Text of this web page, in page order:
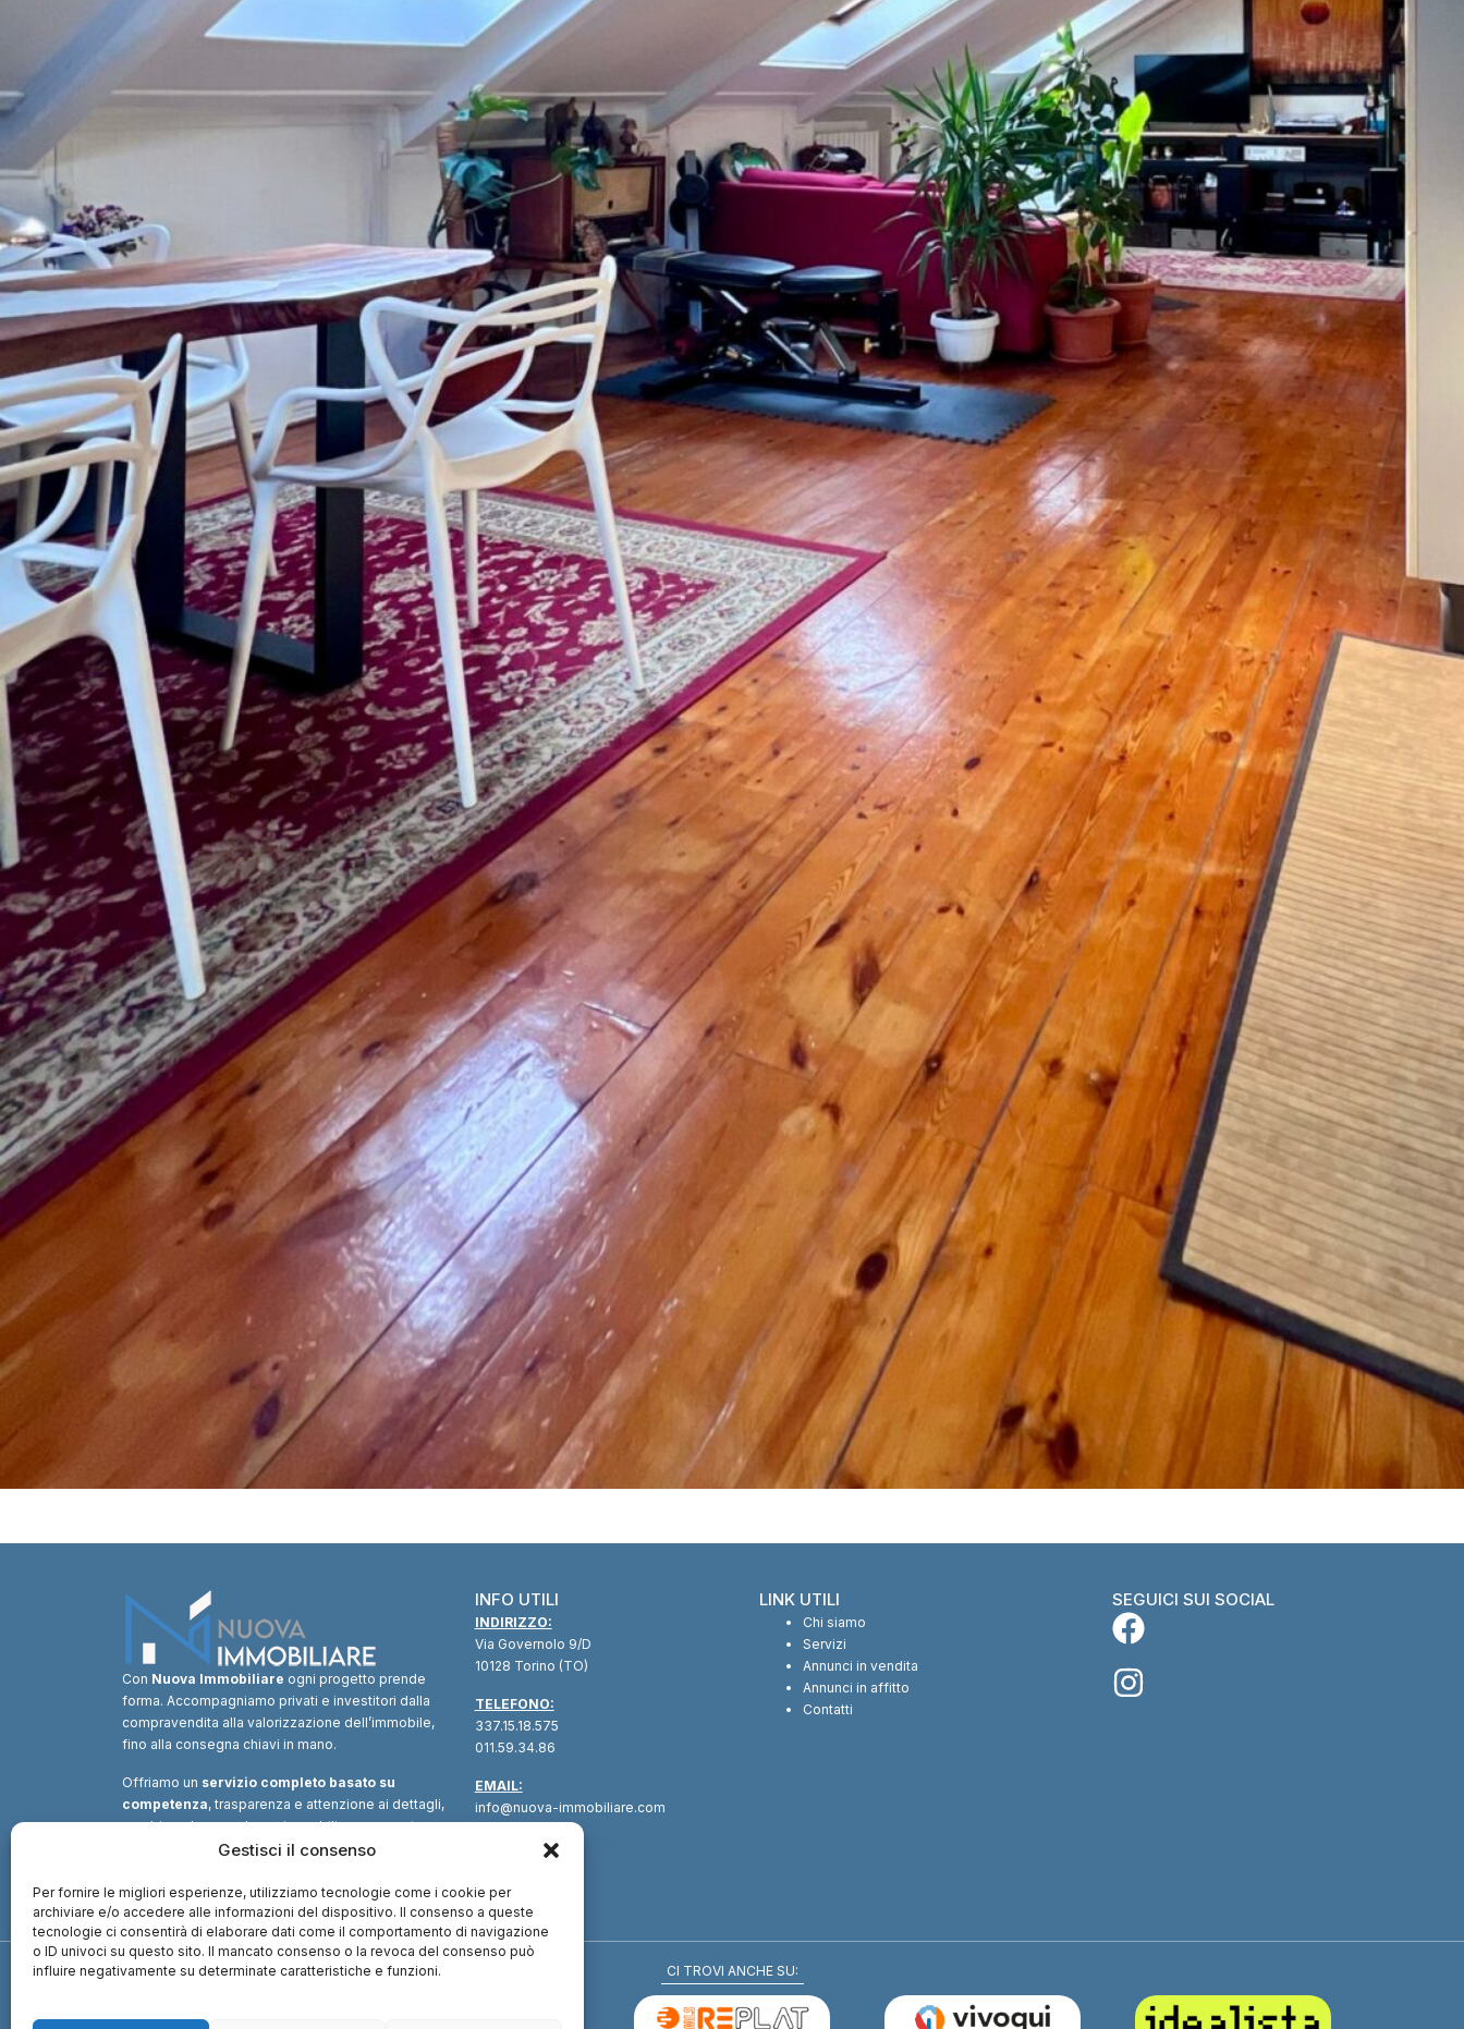
Gestisci il consenso
Per fornire le migliori esperienze, utilizziamo tecnologie come i cookie per
archiviare e/o accedere alle informazioni del dispositivo. Il consenso a queste
tecnologie ci consentirà di elaborare dati come il comportamento di navigazione
o ID univoci su questo sito. Il mancato consenso o la revoca del consenso può
influire negativamente su determinate caratteristiche e funzioni.
Con Nuova Immobiliare ogni progetto prende
forma. Accompagniamo privati e investitori dalla
compravendita alla valorizzazione dell’immobile,
fino alla consegna chiavi in mano.
Offriamo un servizio completo basato su
competenza, trasparenza e attenzione ai dettagli,
combinando consulenza immobiliare, supporto
tecnico e soluzioni finanziarie.Un unico
valore.
INFO UTILI
INDIRIZZO:
Via Governolo 9/D
10128 Torino (TO)
TELEFONO:
337.15.18.575
011.59.34.86
EMAIL:
info@nuova-immobiliare.com
LINK UTILI
Chi siamo
Servizi
Annunci in vendita
Annunci in affitto
Contatti
SEGUICI SUI SOCIAL
CI TROVI ANCHE SU: